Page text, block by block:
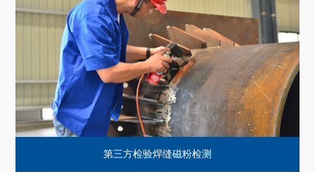
第三方检验焊缝磁粉检测